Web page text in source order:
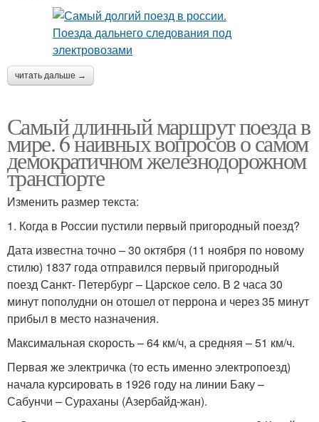
читать дальше →
Самый длинный маршрут поезда в
мире. 6 наивных вопросов о самом
демократичном железнодорожном
транспорте
Изменить размер текста:
1. Когда в России пустили первый пригородный поезд?
Дата известна точно – 30 октября (11 ноября по новому
стилю) 1837 года отправился первый пригородный
поезд Санкт- Петербург – Царское село. В 2 часа 30
минут пополудни он отошел от перрона и через 35 минут
прибыл в место назначения.
Максимальная скорость – 64 км/ч, а средняя – 51 км/ч.
Первая же электричка (то есть именно электропоезд)
начала курсировать в 1926 году на линии Баку –
Сабунчи – Сураханы (Азербайд-жан).